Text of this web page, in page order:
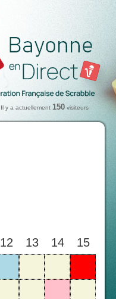
Il y a actuellement 150 visiteurs
12 13 14
15